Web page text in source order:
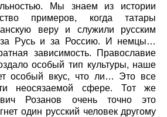
Мы знаем из истории
примеров, когда татары
веру и служили русским
за Русь и за Россию. И немцы…
зависимость. Православие
особый тип культуры, наше
особый вкус, что ли… Это все
неосязаемой сфере. Тот же
Розанов очень точно это
один русский человек другому